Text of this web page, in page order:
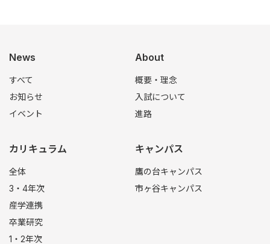
News
すべて
お知らせ
イベント
About
概要・理念
入試について
進路
カリキュラム
全体
3・4年次
産学連携
卒業研究
1・2年次
キャンパス
鷹の台キャンパス
市ヶ谷キャンパス